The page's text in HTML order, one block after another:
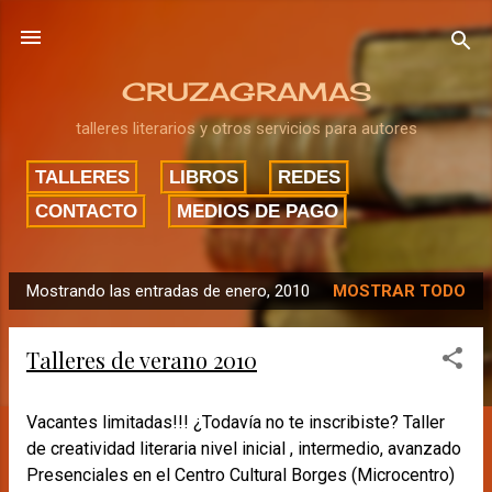
CRUZAGRAMAS
talleres literarios y otros servicios para autores
TALLERES LIBROS
REDES
CONTACTO
MEDIOS DE PAGO
E
n
Mostrando las entradas de enero, 2010 MOSTRAR TODO
Talleres de verano 2010
Vacantes limitadas!!! ¿Todavía no te inscribiste? Taller
de creatividad literaria nivel inicial , intermedio, avanzado
Presenciales en el Centro Cultural Borges (Microcentro)